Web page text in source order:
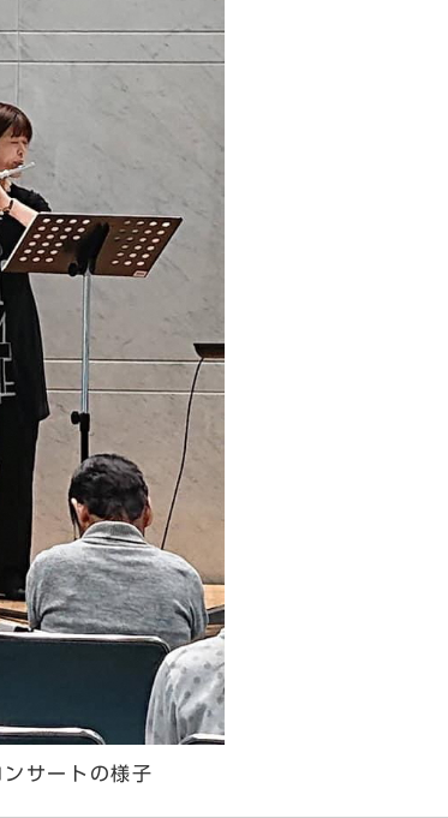
サートの様子